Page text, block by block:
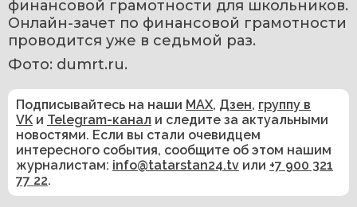
финансовой грамотности для школьников.
Онлайн-зачет по финансовой грамотности
проводится уже в седьмой раз.
Фото: dumrt.ru.
Подписывайтесь на наши MAX, Дзен, группу в
VK и Telegram-канал и следите за актуальными
новостями. Если вы стали очевидцем
интересного события, сообщите об этом нашим
журналистам: info@tatarstan24.tv или +7 900 321
77 22.